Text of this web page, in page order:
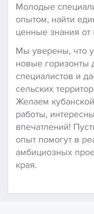
Молодые
опытом, найти
ценные знания
Мы уверены, что
новые
специалистов и
сельских
Желаем
работы,
впечатлений!
опыт помогут в
амбициозных
края.